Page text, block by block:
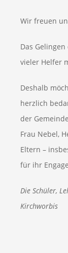
Wir freuen
Das
vieler Helfer
Deshalb
herzlich
der
Frau Nebel,
Eltern –
für ihr
Die Schüler,
Kirchworbis